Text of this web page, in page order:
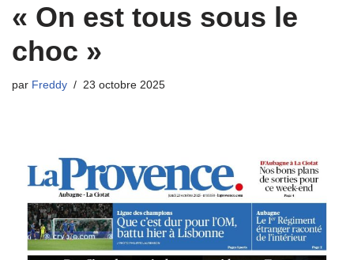
« On est tous sous le
choc »
par Freddy 23 octobre 2025